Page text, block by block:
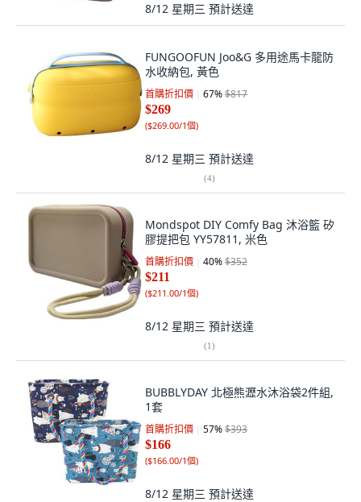
8/12 星期三 預計送達
FUNGOOFUN Joo&G 多用途馬卡龍防
水收納包, 黃色
首購折扣價 67%$817
$269
($269.00/1個)
8/12 星期三 預計送達
(4)
Mondspot DIY Comfy Bag 沐浴籃 矽
膠提把包 YY57811, 米色
首購折扣價 40%$352
$211
($211.00/1個)
8/12 星期三 預計送達
(1)
BUBBLYDAY 北極熊瀝水沐浴袋2件組,
1套
首購折扣價 57%$393
$166
($166.00/1個)
8/12 星期三 預計送達